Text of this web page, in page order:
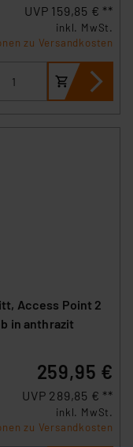
UVP 159,85 € **
inkl. MwSt.
zu Versandkosten
Access Point 2
in anthrazit
259,95 €
UVP 289,85 € **
inkl. MwSt.
zu Versandkosten